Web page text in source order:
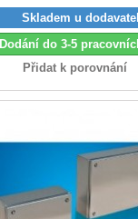
Skladem u
Dodání do 3-5
Přidat k porovnání